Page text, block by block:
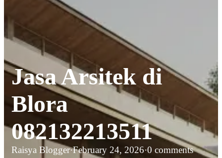
Jasa Arsitek di
Blora
082132213511
Raisya Blogger·February 24, 2026·0 comments